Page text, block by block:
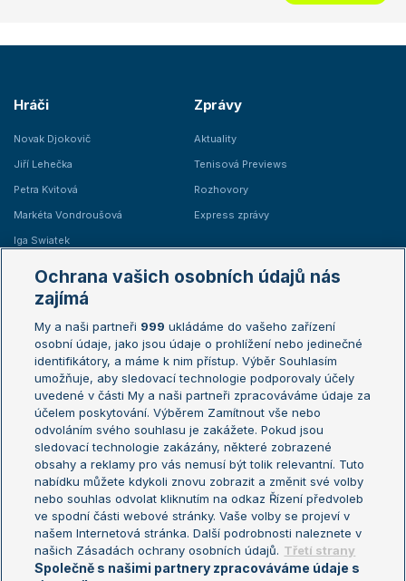
Hráči
Novak Djokovič
Jiří Lehečka
Petra Kvitová
Markéta Vondroušová
Iga Swiatek
Zprávy
Aktuality
Tenisová Previews
Rozhovory
Express zprávy
Žebříčky
Žebříček ATP (muži)
Žebříček WTA (ženy)
Sázkařský žebříček
Australian Open
French Open
Wimbledon
US Open
Turnaj mistrů
Turnaj mistryň
Aktualní trendy
Fotbalové přestupy
Livesport Daily
LS Prague Open
Ochrana vašich osobních údajů nás
zajímá
My a naši partneři 999 ukládáme do vašeho zařízení
osobní údaje, jako jsou údaje o prohlížení nebo jedinečné
identifikátory, a máme k nim přístup. Výběr Souhlasím
umožňuje, aby sledovací technologie podporovaly účely
uvedené v části My a naši partneři zpracováváme údaje za
účelem poskytování. Výběrem Zamítnout vše nebo
odvoláním svého souhlasu je zakážete. Pokud jsou
sledovací technologie zakázány, některé zobrazené
obsahy a reklamy pro vás nemusí být tolik relevantní. Tuto
nabídku můžete kdykoli znovu zobrazit a změnit své volby
nebo souhlas odvolat kliknutím na odkaz Řízení předvoleb
ve spodní části webové stránky. Vaše volby se projeví v
našem Internetová stránka. Další podrobnosti naleznete v
našich Zásadách ochrany osobních údajů. Třetí strany
Společně s našimi partnery zpracováváme údaje s